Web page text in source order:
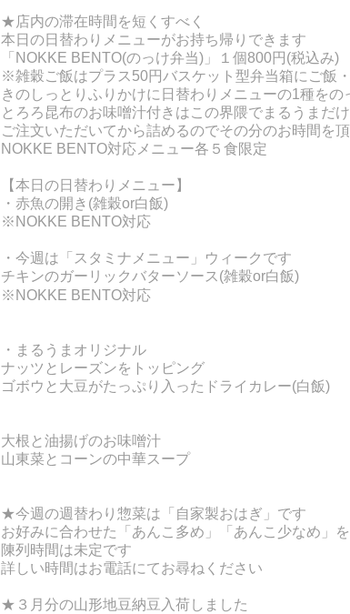
★店内の滞在時間を短くすべく
本日の日替わりメニューがお持ち帰りできます
「NOKKE BENTO(のっけ弁当)」１個800円(税込み)
※雑穀ご飯はプラス50円バスケット型弁当箱にご飯
きのしっとりふりかけに 日替わりメニューの1種をの
とろろ昆布のお味噌汁付きはこの界隈でまるうまだ
ご注文いただいてから詰めるのでその分のお時間を
NOKKE BENTO対応メニュー各５食限定
【本日の日替わりメニュー】
・赤魚の開き (雑穀or白飯)
※NOKKE BENTO対応
・ 今週は「スタミナメニュー」ウィークです
チキンのガーリックバターソース(雑穀or白飯)
※NOKKE BENTO対応
・まるうまオリジナル
ナッツとレーズンをトッピング
ゴボウと大豆がたっぷり入ったドライカレー(白飯)
大根と油揚げのお味噌汁
山東菜とコーンの中華スープ
★今週の週替わり惣菜は「自家製おはぎ」です
お好みに合わせた「あんこ多め」「あんこ少なめ」
陳列時間は未定です
詳しい時間はお電話にてお尋ねください
★３月分の山形地豆納豆 入荷しました